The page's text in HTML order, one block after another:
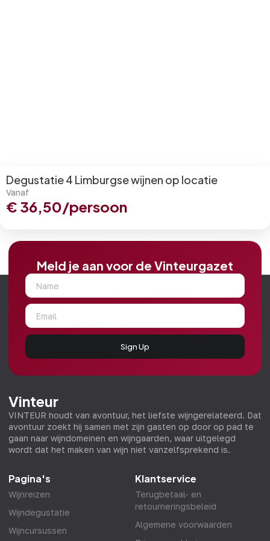
Degustatie 4 Limburgse wijnen op locatie
Vanaf
€ 36,50/persoon
Meld je aan voor de Vinteurgazet
Sign Up
Vinteur
VINTEUR houdt van avontuur, het liefste wijngerelateerd. Dat
avontuur zoekt hij samen met zijn gasten op door op pad te
gaan naar wijndomeinen en wijngaarden, waar uitgelegd
wordt dat het maken van wijn niet vanzelfsprekend is.
Pagina's
Wijnreizen
Wijndegustatie
Wijncursussen
Klantservice
Terugbetaal- en
retourneringsbeleid
Algemene voorwaarden